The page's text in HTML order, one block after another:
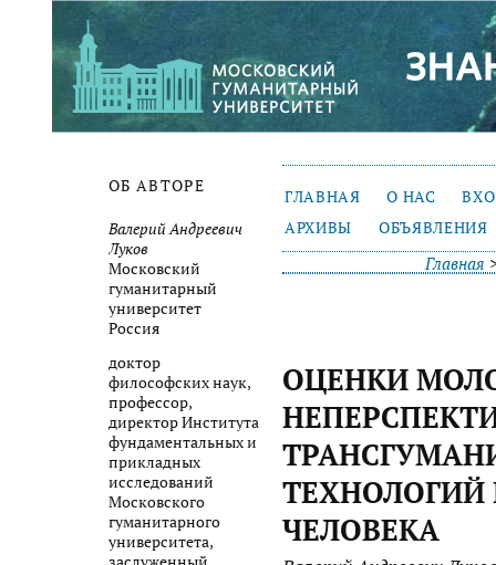
ОБ АВТОРЕ
Валерий Андреевич
Луков
Московский
гуманитарный
университет
Россия
доктор
философских наук,
профессор,
директор Института
фундаментальных и
прикладных
исследований
Московского
гуманитарного
университета,
ГЛАВНАЯ О НАС
АРХИВЫ
ОБЪЯВЛЕНИЯ
Главная
ОЦЕНКИ
ЧЕЛОВЕКА